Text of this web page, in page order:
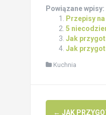
Powiązane wpisy:
Przepisy
5
Jak
Jak
Kuchnia
Post
← JAK